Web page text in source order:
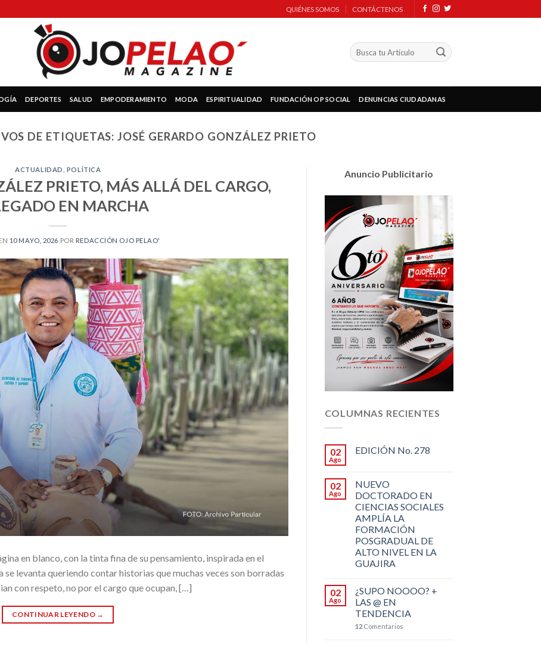
QUIÉNES SOMOS CONTÁCTENOS
DEPORTES SALUD EMPODERAMIENTO MODA ESPIRITUALIDAD FUNDACIÓN OP SOCIAL DENUNCIAS CIUDADANAS
DE ETIQUETAS:JOSÉ GERARDO GONZÁLEZ PRIETO
ACTUALIDAD POLÍTICA
PRIETO, MÁS ALLÁ DEL CARGO,
EN MARCHA
10 MAYO, 2026 POR REDACCIÓN OJO PELAO'
en blanco, con la tinta fina de su pensamiento, inspirada en el
levanta queriendo contar historias que muchas veces son borradas
con respeto, no por el cargo que ocupan, […]
CONTINUAR LEYENDO →
Anuncio Publicitario
COLUMNAS RECIENTES
02
Ago
EDICIÓN No. 278
02
Ago
NUEVO
DOCTORADO EN
CIENCIAS SOCIALES
AMPLÍA LA
FORMACIÓN
POSGRADUAL DE
ALTO NIVEL EN LA
GUAJIRA
02
Ago
¿SUPO NOOOO? +
LAS @ EN
TENDENCIA
12Comentarios